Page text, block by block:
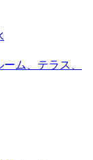
ム、テラス、